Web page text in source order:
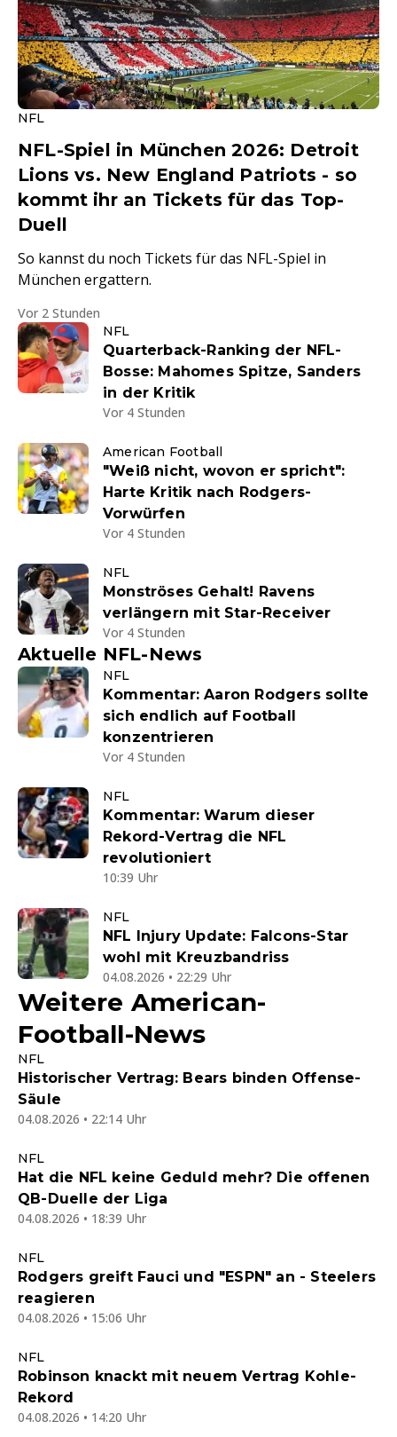
NFL
NFL-Spiel in München 2026: Detroit
Lions vs. New England Patriots - so
kommt ihr an Tickets für das Top-
Duell
So kannst du noch Tickets für das NFL-Spiel in
München ergattern.
Vor 2 Stunden
NFL
Quarterback-Ranking der NFL-
Bosse: Mahomes Spitze, Sanders
in der Kritik
Vor 4 Stunden
American Football
"Weiß nicht, wovon er spricht":
Harte Kritik nach Rodgers-
Vorwürfen
Vor 4 Stunden
NFL
Monströses Gehalt! Ravens
verlängern mit Star-Receiver
Vor 4 Stunden
Aktuelle NFL-News
NFL
Kommentar: Aaron Rodgers sollte
sich endlich auf Football
konzentrieren
Vor 4 Stunden
NFL
Kommentar: Warum dieser
Rekord-Vertrag die NFL
revolutioniert
10:39 Uhr
NFL
NFL Injury Update: Falcons-Star
wohl mit Kreuzbandriss
04.08.2026 • 22:29 Uhr
Weitere American-
Football-News
NFL
Historischer Vertrag: Bears binden Offense-
Säule
04.08.2026 • 22:14 Uhr
NFL
Hat die NFL keine Geduld mehr? Die offenen
QB-Duelle der Liga
04.08.2026 • 18:39 Uhr
NFL
Rodgers greift Fauci und "ESPN" an - Steelers
reagieren
04.08.2026 • 15:06 Uhr
NFL
Robinson knackt mit neuem Vertrag Kohle-
Rekord
04.08.2026 • 14:20 Uhr